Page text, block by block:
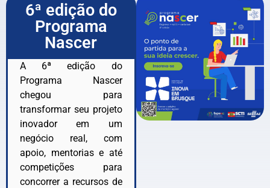
6ª edição do
Programa
Nascer
A 6ª edição do
Programa Nascer
chegou para
transformar seu projeto
inovador em um
negócio real, com
apoio, mentorias e até
competições para
concorrer a recursos de